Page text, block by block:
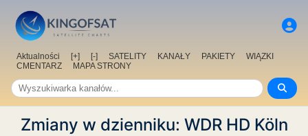
Aktualności [+] [-] SATELITY KANAŁY PAKIETY
WIĄZKI
CMENTARZ
MAPA STRONY
Zmiany w dzienniku: WDR HD Köln